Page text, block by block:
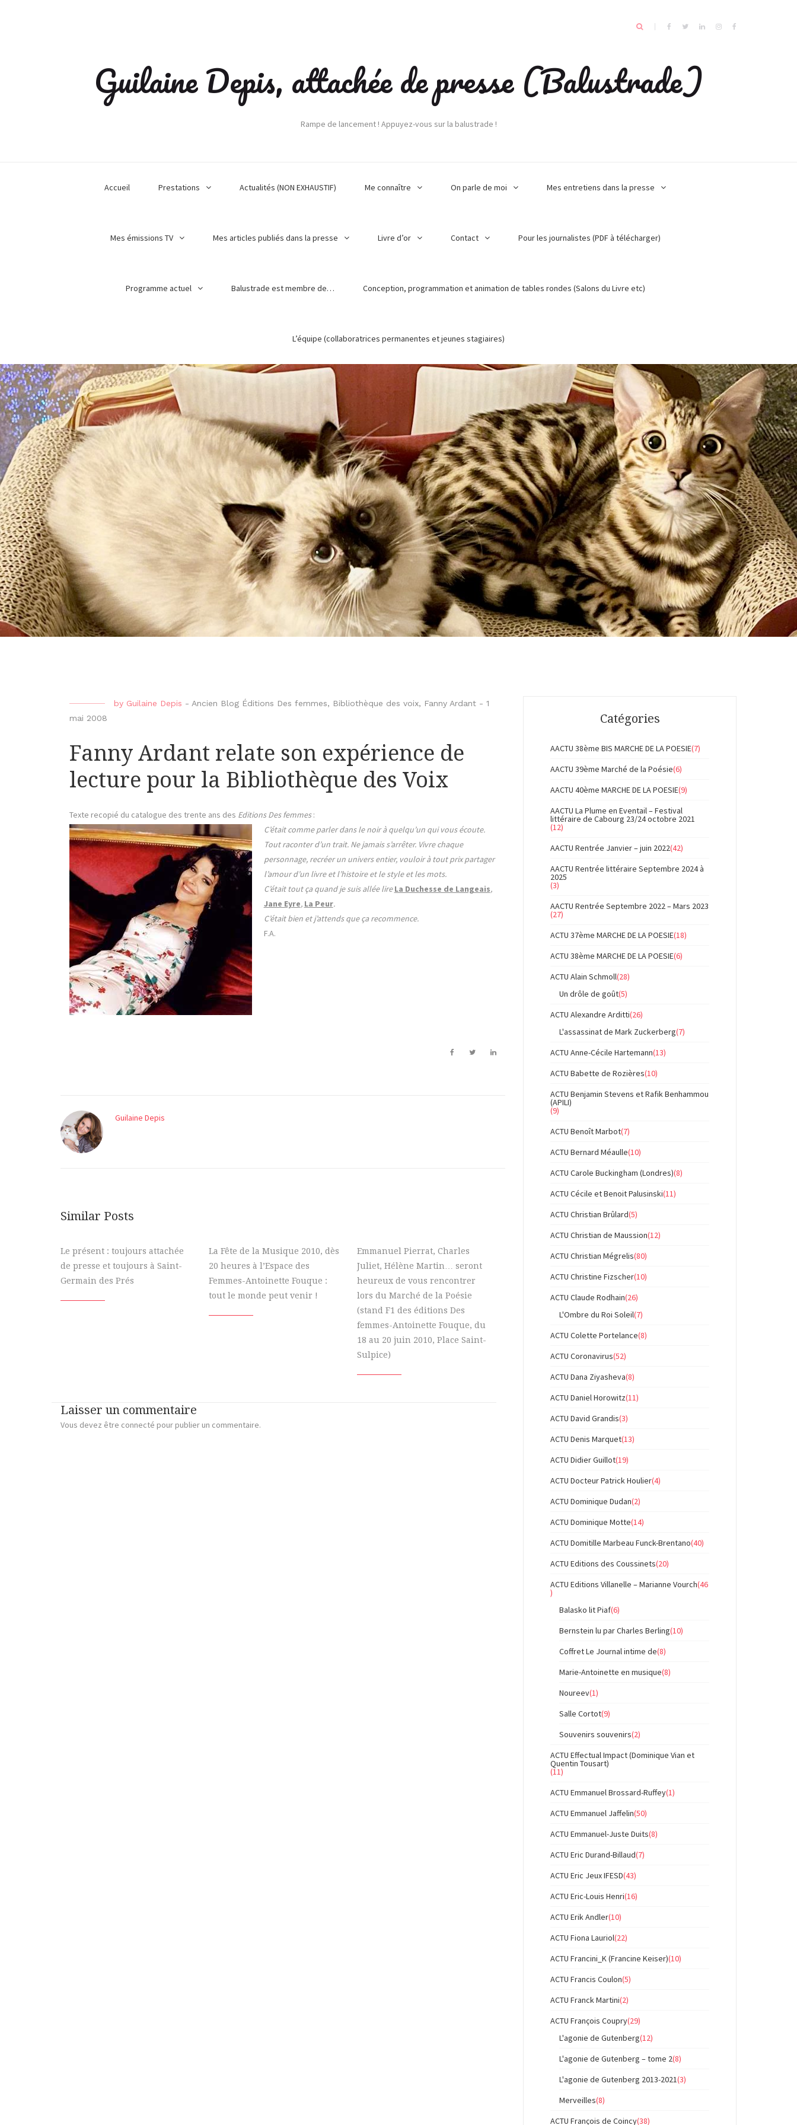
Guilaine Depis, attachée de presse (Balustrade)
Rampe de lancement ! Appuyez-vous sur la balustrade !
Accueil Prestations Actualités (NON EXHAUSTIF) Me connaître On parle de moi Mes entretiens dans la presse
Mes émissions TV Mes articles publiés dans la presse Livre d’or Contact Pour les journalistes (PDF à télécharger)
Programme actuel Balustrade est membre de… Conception, programmation et animation de tables rondes (Salons du Livre etc)
L’équipe (collaboratrices permanentes et jeunes stagiaires)
by Guilaine Depis - Ancien Blog Éditions Des femmes, Bibliothèque des voix, Fanny Ardant - 1
mai 2008
Fanny Ardant relate son expérience de
lecture pour la Bibliothèque des Voix
Texte recopié du catalogue des trente ans des Editions Des femmes:
C’était comme parler dans le noir à quelqu’un qui vous écoute.
Tout raconter d’un trait. Ne jamais s’arrêter. Vivre chaque
personnage, recréer un univers entier, vouloir à tout prix partager
l’amour d’un livre et l’histoire et le style et les mots.
C’était tout ça quand je suis allée lire La Duchesse de Langeais,
Jane Eyre, La Peur.
C’était bien et j’attends que ça recommence.
F.A.
Guilaine Depis
Similar Posts
Le présent : toujours attachée
de presse et toujours à Saint-
Germain des Prés
La Fête de la Musique 2010, dès
20 heures à l’Espace des
Femmes-Antoinette Fouque :
tout le monde peut venir !
Emmanuel Pierrat, Charles
Juliet, Hélène Martin… seront
heureux de vous rencontrer
lors du Marché de la Poésie
(stand F1 des éditions Des
femmes-Antoinette Fouque, du
18 au 20 juin 2010, Place Saint-
Sulpice)
Laisser un commentaire
Vous devez être connecté pour publier un commentaire.
Catégories
AACTU 38ème BIS MARCHE DE LA POESIE(7)
AACTU 39ème Marché de la Poésie(6)
AACTU 40ème MARCHE DE LA POESIE(9)
AACTU La Plume en Eventail – Festival
littéraire de Cabourg 23/24 octobre 2021
(12)
AACTU Rentrée Janvier – juin 2022(42)
AACTU Rentrée littéraire Septembre 2024 à
2025
(3)
AACTU Rentrée Septembre 2022 – Mars 2023
(27)
ACTU 37ème MARCHE DE LA POESIE(18)
ACTU 38ème MARCHE DE LA POESIE(6)
ACTU Alain Schmoll(28)
Un drôle de goût(5)
ACTU Alexandre Arditti(26)
L'assassinat de Mark Zuckerberg(7)
ACTU Anne-Cécile Hartemann(13)
ACTU Babette de Rozières(10)
ACTU Benjamin Stevens et Rafik Benhammou
(APILI)
(9)
ACTU Benoît Marbot(7)
ACTU Bernard Méaulle(10)
ACTU Carole Buckingham (Londres)(8)
ACTU Cécile et Benoit Palusinski(11)
ACTU Christian Brûlard(5)
ACTU Christian de Maussion(12)
ACTU Christian Mégrelis(80)
ACTU Christine Fizscher(10)
ACTU Claude Rodhain(26)
L'Ombre du Roi Soleil(7)
ACTU Colette Portelance(8)
ACTU Coronavirus(52)
ACTU Dana Ziyasheva(8)
ACTU Daniel Horowitz(11)
ACTU David Grandis(3)
ACTU Denis Marquet(13)
ACTU Didier Guillot(19)
ACTU Docteur Patrick Houlier(4)
ACTU Dominique Dudan(2)
ACTU Dominique Motte(14)
ACTU Domitille Marbeau Funck-Brentano(40)
ACTU Editions des Coussinets(20)
ACTU Editions Villanelle – Marianne Vourch(46
)
Balasko lit Piaf(6)
Bernstein lu par Charles Berling(10)
Coffret Le Journal intime de(8)
Marie-Antoinette en musique(8)
Noureev(1)
Salle Cortot(9)
Souvenirs souvenirs(2)
ACTU Effectual Impact (Dominique Vian et
Quentin Tousart)
(11)
ACTU Emmanuel Brossard-Ruffey(1)
ACTU Emmanuel Jaffelin(50)
ACTU Emmanuel-Juste Duits(8)
ACTU Eric Durand-Billaud(7)
ACTU Eric Jeux IFESD(43)
ACTU Eric-Louis Henri(16)
ACTU Erik Andler(10)
ACTU Fiona Lauriol(22)
ACTU Francini_K (Francine Keiser)(10)
ACTU Francis Coulon(5)
ACTU Franck Martini(2)
ACTU François Coupry(29)
L'agonie de Gutenberg(12)
L'agonie de Gutenberg – tome 2(8)
L'agonie de Gutenberg 2013-2021(3)
Merveilles(8)
ACTU François de Coincy(38)